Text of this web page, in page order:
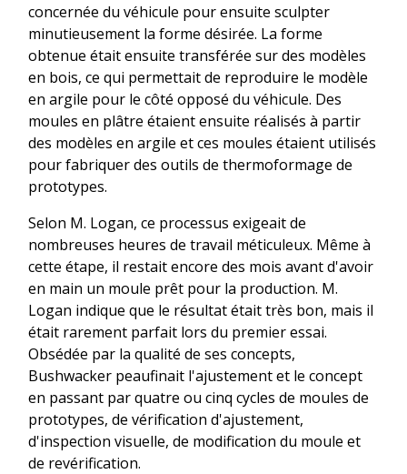
concernée du véhicule pour ensuite sculpter
minutieusement la forme désirée. La forme
obtenue était ensuite transférée sur des modèles
en bois, ce qui permettait de reproduire le modèle
en argile pour le côté opposé du véhicule. Des
moules en plâtre étaient ensuite réalisés à partir
des modèles en argile et ces moules étaient utilisés
pour fabriquer des outils de thermoformage de
prototypes.
Selon M. Logan, ce processus exigeait de
nombreuses heures de travail méticuleux. Même à
cette étape, il restait encore des mois avant d'avoir
en main un moule prêt pour la production. M.
Logan indique que le résultat était très bon, mais il
était rarement parfait lors du premier essai.
Obsédée par la qualité de ses concepts,
Bushwacker peaufinait l'ajustement et le concept
en passant par quatre ou cinq cycles de moules de
prototypes, de vérification d'ajustement,
d'inspection visuelle, de modification du moule et
de revérification.